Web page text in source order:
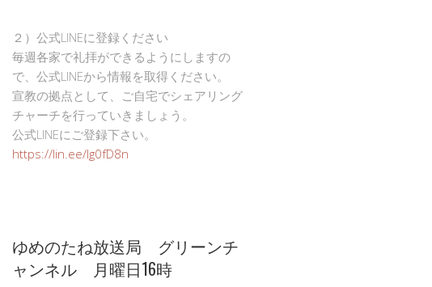
２）公式LINEに登録ください
毎週各家で礼拝ができるようにしますの
で、公式LINEから情報を取得ください。
宣教の拠点として、ご自宅でシェアリング
チャーチを行っていきましょう。
公式LINEにご登録下さい。
https://lin.ee/Ig0fD8n
ゆめのたね放送局 グリーンチ
ャンネル 月曜日16時